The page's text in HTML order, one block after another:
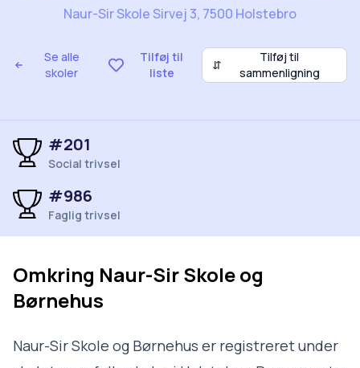
Se alle
skoler
Tilføj til
liste
⇵
Tilføj til
sammenligning
Naur-Sir Skole Sirvej 3, 7500 Holstebro
#201
Social trivsel
#986
Faglig trivsel
Omkring Naur-Sir Skole og
Børnehus
Naur-Sir Skole og Børnehus er registreret under